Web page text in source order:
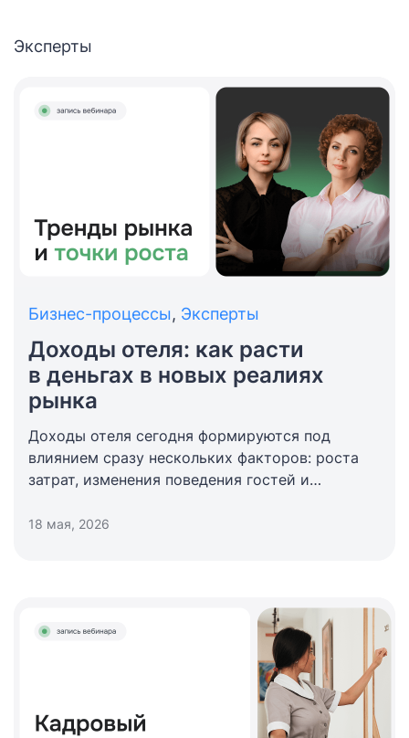
Эксперты
Бизнес-процессы, Эксперты
Доходы отеля: как расти
в деньгах в новых реалиях
рынка
Доходы отеля сегодня формируются под
влиянием сразу нескольких факторов: роста
затрат, изменения поведения гостей и
увеличении загрузки и выручки отелей
18 мая, 2026